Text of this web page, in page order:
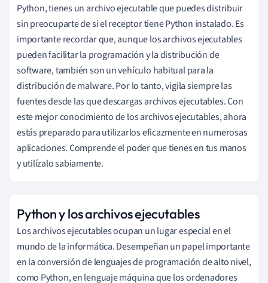
Python, tienes un archivo ejecutable que puedes distribuir
sin preocuparte de si el receptor tiene Python instalado. Es
importante recordar que, aunque los archivos ejecutables
pueden facilitar la programación y la distribución de
software, también son un vehículo habitual para la
distribución de malware. Por lo tanto, vigila siempre las
fuentes desde las que descargas archivos ejecutables. Con
este mejor conocimiento de los archivos ejecutables, ahora
estás preparado para utilizarlos eficazmente en numerosas
aplicaciones. Comprende el poder que tienes en tus manos
y utilízalo sabiamente.
Python y los archivos ejecutables
Los archivos ejecutables ocupan un lugar especial en el
mundo de la informática. Desempeñan un papel importante
en la conversión de lenguajes de programación de alto nivel,
como Python, en lenguaje máquina que los ordenadores